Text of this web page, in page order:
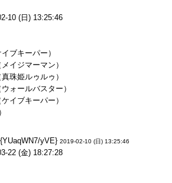
10 (日) 13:25:46
ブキーパー）
イジマーマン）
珠姫ルゥルゥ）
ォールバスター）
イブキーパー）
yVE} 2019-02-10 (日) 13:25:46
22 (金) 18:27:28